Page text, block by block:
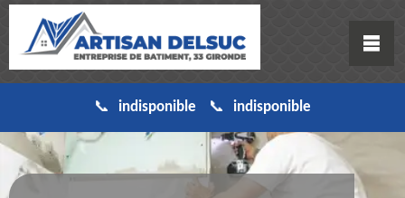
indisponible indisponible